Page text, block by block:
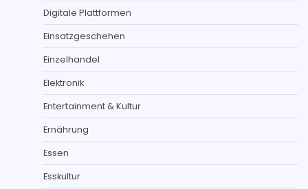
Digitale Plattformen
Einsatzgeschehen
Einzelhandel
Elektronik
Entertainment & Kultur
Ernährung
Essen
Esskultur